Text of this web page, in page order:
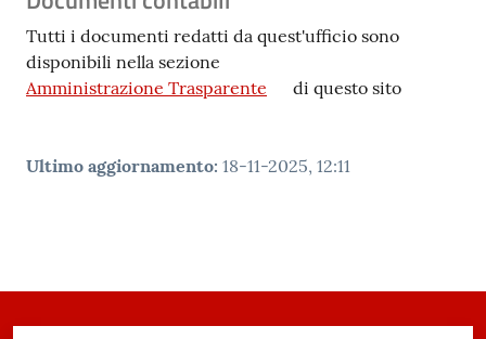
Tutti i documenti redatti da quest'ufficio sono
disponibili nella sezione
Amministrazione Trasparente
di questo sito
Ultimo aggiornamento: 18-11-2025, 12:11